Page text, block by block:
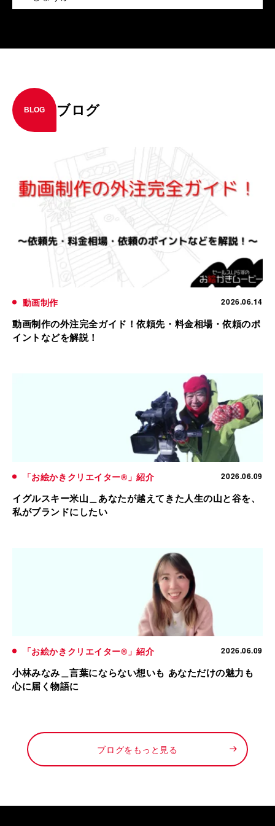
BLOG ブログ
動画制作 2026.06.14
動画制作の外注完全ガイド！依頼先・料金相場・依頼のポ
イントなどを解説！
「お絵かきクリエイター®」紹介 2026.06.09
イグルスキー米山＿あなたが越えてきた人生の山と谷を、
私がブランドにしたい
「お絵かきクリエイター®」紹介 2026.06.09
小林みなみ＿言葉にならない想いも あなただけの魅力も
心に届く物語に
ブログをもっと見る